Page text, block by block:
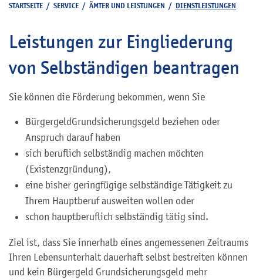
STARTSEITE / SERVICE / ÄMTER UND LEISTUNGEN / DIENSTLEISTUNGEN
Leistungen zur Eingliederung
von Selbständigen beantragen
Sie können die Förderung bekommen, wenn Sie
BürgergeldGrundsicherungsgeld beziehen oder
Anspruch darauf haben
sich beruflich selbständig machen möchten
(Existenzgründung),
eine bisher geringfügige selbständige Tätigkeit zu
Ihrem Hauptberuf ausweiten wollen oder
schon hauptberuflich selbständig tätig sind.
Ziel ist, dass Sie innerhalb eines angemessenen Zeitraums
Ihren Lebensunterhalt dauerhaft selbst bestreiten können
und kein Bürgergeld Grundsicherungsgeld mehr